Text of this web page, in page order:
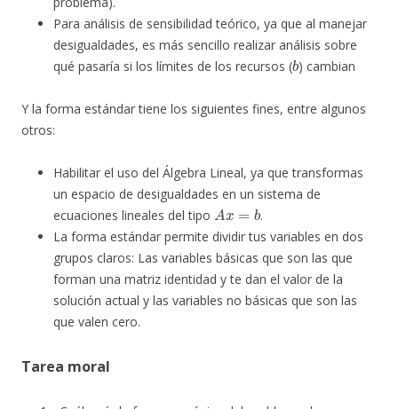
Para análisis de sensibilidad teórico, ya que al manejar
desigualdades, es más sencillo realizar análisis sobre
qué pasaría si los límites de los recursos (
b
) cambian
Y la forma estándar tiene los siguientes fines, entre algunos
otros:
Habilitar el uso del Álgebra Lineal, ya que transformas
un espacio de desigualdades en un sistema de
ecuaciones lineales del tipo
Ax=b
.
La forma estándar permite dividir tus variables en dos
grupos claros: Las variables básicas que son las que
forman una matriz identidad y te dan el valor de la
solución actual y las variables no básicas que son las
que valen cero.
Tarea moral